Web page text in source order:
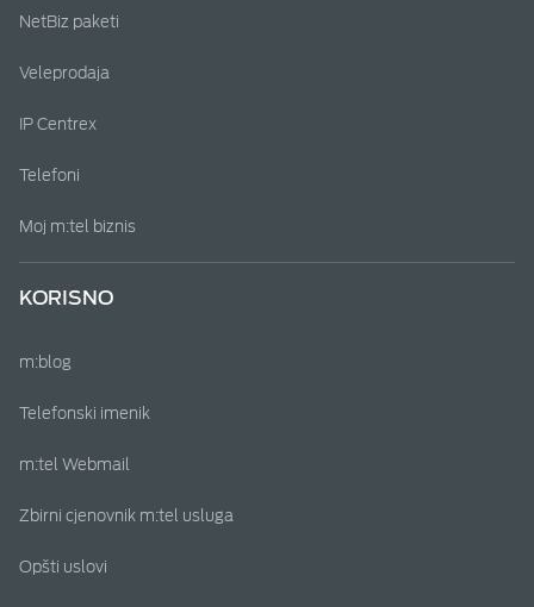
NetBiz paketi
Veleprodaja
IP Centrex
Telefoni
Moj m:tel biznis
KORISNO
m:blog
Telefonski imenik
m:tel Webmail
Zbirni cjenovnik m:tel usluga
Opšti uslovi